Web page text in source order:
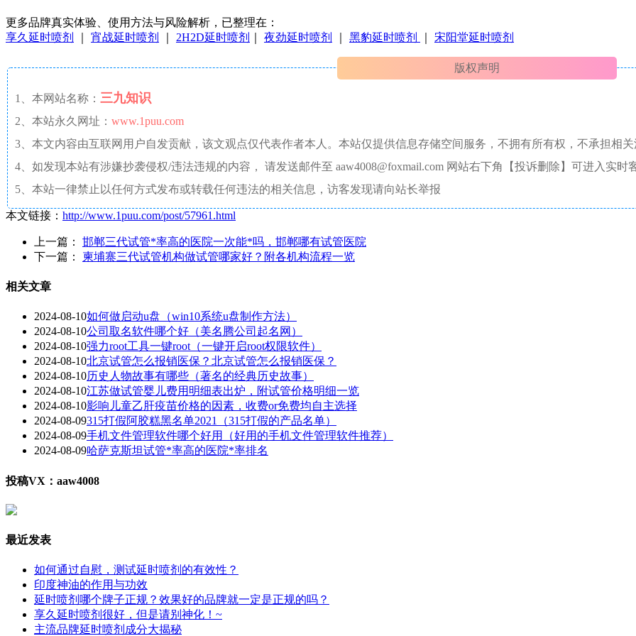
更多品牌真实体验、使用方法与风险解析，已整理在：
享久延时喷剂
宵战延时喷剂 2H2D延时喷剂 夜劲延时喷剂 黑豹延时喷剂 宋阳堂延时喷剂
版权声明
1、本网站名称： 三九知识
2、本站永久网址： www.1puu.com
3、本文内容由互联网用户自发贡献，该文观点仅代表作者本人。本站仅提供信息存储空间服务，不拥有所有权，不承担相
4、如发现本站有涉嫌抄袭侵权/违法违规的内容， 请发送邮件至 aaw4008@foxmail.com 网站右下角【投诉删除】可进入实时
5、本站一律禁止以任何方式发布或转载任何违法的相关信息，访客发现请向站长举报
本文链接： http://www.1puu.com/post/57961.html
上一篇： 邯郸三代试管*率高的医院一次能*吗，邯郸哪有试管医院
下一篇： 柬埔寨三代试管机构做试管哪家好？附各机构流程一览
相关文章
2024-08-10如何做启动u盘（win10系统u盘制作方法）
2024-08-10公司取名软件哪个好（美名腾公司起名网）
2024-08-10强力root工具一键root（一键开启root权限软件）
2024-08-10北京试管怎么报销医保？北京试管怎么报销医保？
2024-08-10历史人物故事有哪些（著名的经典历史故事）
2024-08-10江苏做试管婴儿费用明细表出炉，附试管价格明细一览
2024-08-10影响儿童乙肝疫苗价格的因素，收费or免费均自主选择
2024-08-09315打假阿胶糕黑名单2021（315打假的产品名单）
2024-08-09手机文件管理软件哪个好用（好用的手机文件管理软件推荐）
2024-08-09哈萨克斯坦试管*率高的医院*率排名
投稿VX：aaw4008
最近发表
如何通过自慰，测试延时喷剂的有效性？
印度神油的作用与功效
延时喷剂哪个牌子正规？效果好的品牌就一定是正规的吗？
享久延时喷剂很好，但是请别神化！~
主流品牌延时喷剂成分大揭秘